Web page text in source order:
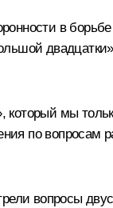
в
мы
по
вопросы